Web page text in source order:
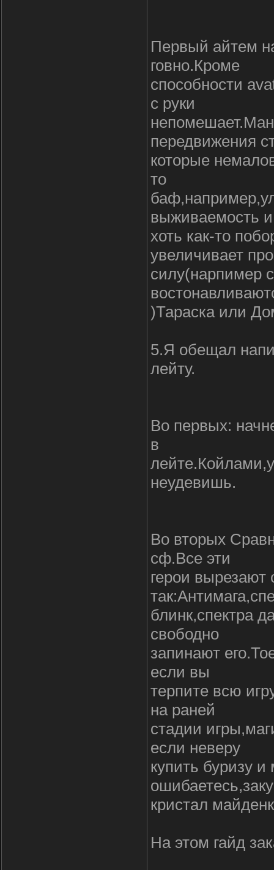
Первый айтем
говно.Кроме
способности
с руки
передвижения
которые
то
выживаемость
хоть как-то
увеличивает
силу(нарпимер
)Тараска или
5.Я обещал
лейту.
Во первых:
в
неудевишь.
Во вторых
сф.Все эти
герои
блинк,спектра
свободно
запинают
если вы
терпите всю
на раней
стадии
если неверу
купить буризу
кристал
На этом гайд